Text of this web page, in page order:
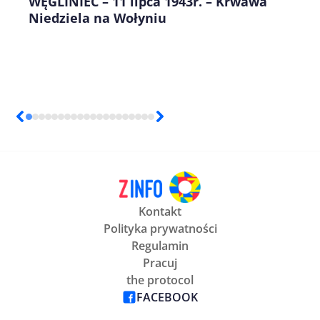
Niedziela na Wołyniu
Kontakt
Polityka prywatności
Regulamin
Pracuj
the protocol
FACEBOOK